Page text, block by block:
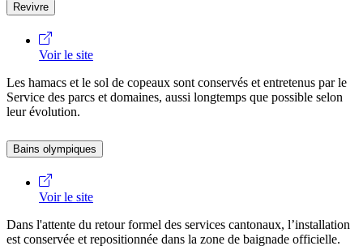
Revivre
Voir le site
Les hamacs et le sol de copeaux sont conservés et entretenus par le
Service des parcs et domaines, aussi longtemps que possible selon
leur évolution.
Bains olympiques
Voir le site
Dans l'attente du retour formel des services cantonaux, l’installation
est conservée et repositionnée dans la zone de baignade officielle.